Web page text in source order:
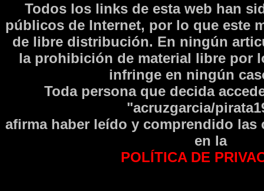
Todos los links de esta web han
públicos de Internet, por lo que este
de libre distribución. En ningún
la prohibición de material libre por
infringe en ningún
Toda persona que decida
"acruzgarcia/
afirma haber leí­do y comprendido las
en la
POLÍTICA DE